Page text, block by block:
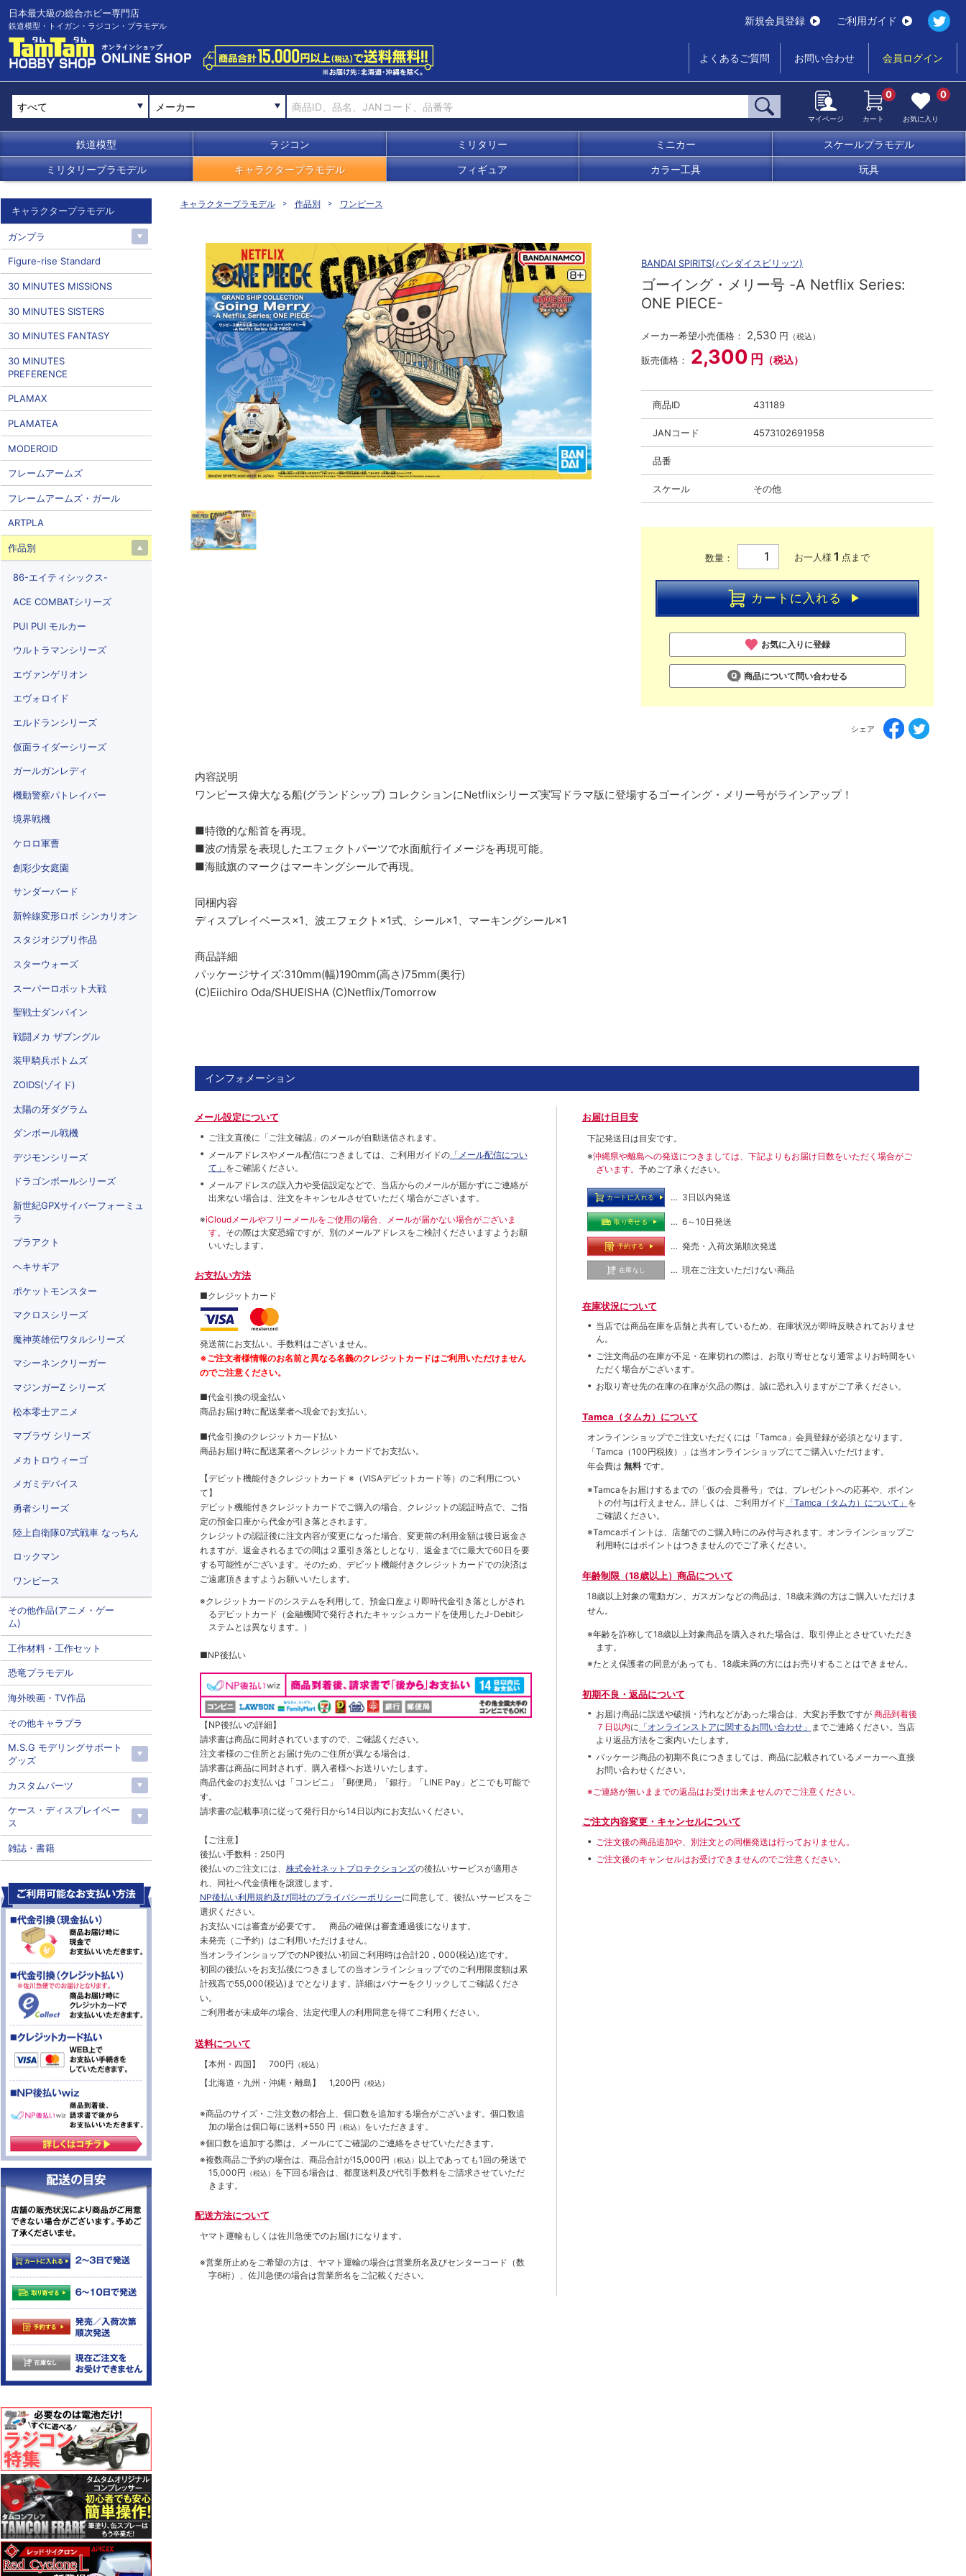
日本最大級の総合ホビー専門店
鉄道模型・トイガン・ラジコン・プラモデル 新規会員登録 ご利用ガイド
よくあるご質問 お問い合わせ 会員ログイン
メーカー
マイページ カート
0
お気に入り
0
鉄道模型 ラジコン ミリタリー ミニカー スケールプラモデル
ミリタリープラモデル キャラクタープラモデル フィギュア カラー工具 玩具
キャラクタープラモデル 作品別 ワンピース
BANDAI SPIRITS(バンダイスピリッツ)
ゴーイング・メリー号 -A Netflix Series:
ONE PIECE-
メーカー希望小売価格： 2,530 円 （税込）
販売価格： 2,300 円 （税込）
商品ID 431189
JANコード 4573102691958
品番
スケール その他
数量： お一人様 1 点まで
カートに入れる
お気に入りに登録
商品について問い合わせる
シェア
内容説明
ワンピース偉大なる船(グランドシップ) コレクションにNetflixシリーズ実写ドラマ版に登場するゴーイング・メリー号がラインアップ！
■特徴的な船首を再現。
■波の情景を表現したエフェクトパーツで水面航行イメージを再現可能。
■海賊旗のマークはマーキングシールで再現。
同梱内容
ディスプレイベース×1、波エフェクト×1式、シール×1、マーキングシール×1
商品詳細
パッケージサイズ:310mm(幅)190mm(高さ)75mm(奥行)
(C)Eiichiro Oda/SHUEISHA (C)Netflix/Tomorrow
インフォメーション
メール設定について
ご注文直後に「ご注文確認」のメールが自動送信されます。
メールアドレスやメール配信につきましては、ご利用ガイドの「メール配信につい
て」 をご確認ください。
メールアドレスの誤入力や受信設定などで、当店からのメールが届かずにご連絡が
出来ない場合は、注文をキャンセルさせていただく場合がございます。
※iCloudメールやフリーメールをご使用の場合、メールが届かない場合がございま
す。 その際は大変恐縮ですが、別のメールアドレスをご検討くださいますようお願
いいたします。
お支払い方法
■クレジットカード
発送前にお支払い。手数料はございません。
※ご注文者様情報のお名前と異なる名義のクレジットカードはご利用いただけません
のでご注意ください。
■代金引換の現金払い
商品お届け時に配送業者へ現金でお支払い。
■代金引換のクレジットカ―ド払い
商品お届け時に配送業者へクレジットカードでお支払い。
【デビット機能付きクレジットカード ※（VISAデビットカード等） のご利用につい
て】
デビット機能付きクレジットカードでご購入の場合、クレジットの認証時点で、ご指
定の預金口座から代金が引き落とされます。
クレジットの認証後に注文内容が変更になった場合、変更前の利用金額は後日返金さ
れますが、返金されるまでの間は２重引き落としとなり、返金までに最大で60日を要
する可能性がございます。そのため、デビット機能付きクレジットカードでの決済は
ご遠慮頂きますようお願いいたします。
※クレジットカードのシステムを利用して、預金口座より即時代金引き落としがされ
るデビットカード（金融機関で発行されたキャッシュカードを使用したJ-Debitシ
ステムとは異なります。）
■NP後払い
【NP後払いの詳細】
請求書は商品に同封されていますので、ご確認ください。
注文者様のご住所とお届け先のご住所が異なる場合は、
請求書は商品に同封されず、購入者様へお送りいたします。
商品代金のお支払いは「コンビニ」「郵便局」「銀行」「LINE Pay」どこでも可能で
す。
請求書の記載事項に従って発行日から14日以内にお支払いください。
【ご注意】
後払い手数料：250円
後払いのご注文には、 株式会社ネットプロテクションズの後払いサービスが適用さ
れ、同社へ代金債権を譲渡します。
NP後払い利用規約及び同社のプライバシーポリシーに同意して、後払いサービスをご
選択ください。
お支払いには審査が必要です。 商品の確保は審査通過後になります。
未発売（ご予約）はご利用いただけません。
当オンラインショップでのNP後払い初回ご利用時は合計20，000(税込)迄です。
初回の後払いをお支払後につきましての当オンラインショップでのご利用限度額は累
計残高で55,000(税込)までとなります。詳細はバナーをクリックしてご確認くださ
い。
ご利用者が未成年の場合、法定代理人の利用同意を得てご利用ください。
送料について
【本州・四国】 700円 （税込）
【北海道・九州・沖縄・離島】 1,200円 （税込）
※商品のサイズ・ご注文数の都合上、個口数を追加する場合がございます。個口数追
加の場合は個口毎に送料+550 円 （税込） をいただきます。
※個口数を追加する際は、メールにてご確認のご連絡をさせていただきます。
※複数商品ご予約の場合は、商品合計が15,000円 （税込） 以上であっても1回の発送で
15,000円 （税込） を下回る場合は、都度送料及び代引手数料をご請求させていただ
きます。
配送方法について
ヤマト運輸もしくは佐川急便でのお届けになります。
※営業所止めをご希望の方は、ヤマト運輸の場合は営業所名及びセンターコード（数
字6桁）、佐川急便の場合は営業所名をご記載ください。
お届け日目安
下記発送日は目安です。
※沖縄県や離島への発送につきましては、下記よりもお届け日数をいただく場合がご
ざいます。 予めご了承ください。
カートに入れる … 3日以内発送
取り寄せる … 6～10日発送
予約する … 発売・入荷次第順次発送
在庫なし … 現在ご注文いただけない商品
在庫状況について
当店では商品在庫を店舗と共有しているため、在庫状況が即時反映されておりませ
ん。
ご注文商品の在庫が不足・在庫切れの際は、お取り寄せとなり通常よりお時間をい
ただく場合がございます。
お取り寄せ先の在庫の在庫が欠品の際は、誠に恐れ入りますがご了承ください。
Tamca（タムカ）について
オンラインショップでご注⽂いただくには「Tamca」会員登録が必須となります。
「Tamca （100円税抜）
」は当オンラインショップにてご購⼊いただけます。
年会費は 無料 です。
※Tamcaをお届けするまでの「仮の会員番号」では、プレゼントへの応募や、ポイン
トの付与は⾏えません。詳しくは、ご利⽤ガイド 「Tamca（タムカ）について」 を
ご確認ください。
※Tamcaポイントは、店舗でのご購⼊時にのみ付与されます。オンラインショップご
利用時にはポイントはつきませんのでご了承ください。
年齢制限（18歳以上）商品について
18歳以上対象の電動ガン、ガスガンなどの商品は、18歳未満の方はご購入いただけま
せん。
※年齢を詐称して18歳以上対象商品を購入された場合は、取引停止とさせていただき
ます。
※たとえ保護者の同意があっても、18歳未満の方にはお売りすることはできません。
初期不良・返品について
お届け商品に誤送や破損・汚れなどがあった場合は、大変お手数ですが 商品到着後
７日以内に 「オンラインストアに関するお問い合わせ」 までご連絡ください。当店
より返品方法をご案内いたします。
パッケージ商品の初期不良につきましては、商品に記載されているメーカーへ直接
お問い合わせください。
※ご連絡が無いままでの返品はお受け出来ませんのでご注意ください。
ご注文内容変更・キャンセルについて
ご注文後の商品追加や、別注文との同梱発送は行っておりません。
ご注文後のキャンセルはお受けできませんのでご注意ください。
キャラクタープラモデル
ガンプラ
Figure-rise Standard
30 MINUTES MISSIONS
30 MINUTES SISTERS
30 MINUTES FANTASY
30 MINUTES
PREFERENCE
PLAMAX
PLAMATEA
MODEROID
フレームアームズ
フレームアームズ・ガール
ARTPLA
作品別
86-エイティシックス-
ACE COMBATシリーズ
PUI PUI モルカー
ウルトラマンシリーズ
エヴァンゲリオン
エヴォロイド
エルドランシリーズ
仮面ライダーシリーズ
ガールガンレディ
機動警察パトレイバー
境界戦機
ケロロ軍曹
創彩少女庭園
サンダーバード
新幹線変形ロボ シンカリオン
スタジオジブリ作品
スターウォーズ
スーパーロボット大戦
聖戦士ダンバイン
戦闘メカ ザブングル
装甲騎兵ボトムズ
ZOIDS(ゾイド)
太陽の牙ダグラム
ダンボール戦機
デジモンシリーズ
ドラゴンボールシリーズ
新世紀GPXサイバーフォーミュ
ラ
プラアクト
ヘキサギア
ポケットモンスター
マクロスシリーズ
魔神英雄伝ワタルシリーズ
マシーネンクリーガー
マジンガーZ シリーズ
松本零士アニメ
マブラヴ シリーズ
メカトロウィーゴ
メガミデバイス
勇者シリーズ
陸上自衛隊07式戦車 なっちん
ロックマン
ワンピース
その他作品(アニメ・ゲー
ム)
工作材料・工作セット
恐竜プラモデル
海外映画・TV作品
その他キャラプラ
M.S.G モデリングサポート
グッズ
カスタムパーツ
ケース・ディスプレイベー
ス
雑誌・書籍